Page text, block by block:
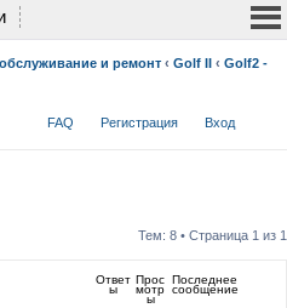
и ремонт ‹ Golf II ‹ Golf2 -
FAQ Регистрация Вход
Тем: 8 • Страница 1 из 1
Ответ
ы
Прос
мотр
ы
Последнее
сообщение